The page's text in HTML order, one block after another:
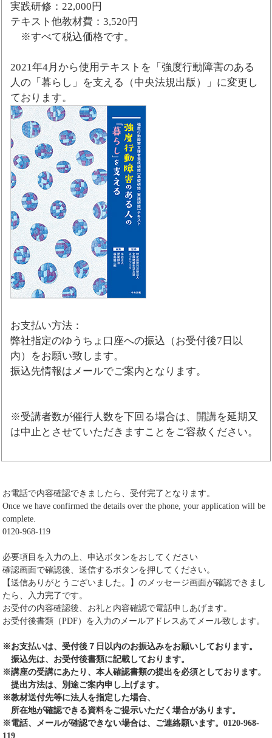
実践研修：22,000円
テキスト他教材費：3,520円
※すべて税込価格です。
2021年4月から使用テキストを「強度行動障害のある
人の「暮らし」を支える（中央法規出版）」に変更し
ております。
お支払い方法：
弊社指定のゆうちょ口座への振込（お受付後7日以
内）をお願い致します。
振込先情報はメールでご案内となります。
※受講者数が催行人数を下回る場合は、開講を延期又
は中止とさせていただきますことをご容赦ください。
お電話で内容確認できましたら、受付完了となります。
Once we have confirmed the details over the phone, your application will be
complete.
0120-968-119
必要項目を入力の上、申込ボタンをおしてください
確認画面で確認後、送信するボタンを押してください。
【送信ありがとうございました。】のメッセージ画面が確認できまし
たら、入力完了です。
お受付の内容確認後、お礼と内容確認で電話申しあげます。
お受付後書類（PDF）を入力のメールアドレスあてメール致します。
※お支払いは、受付後７日以内のお振込みをお願いしております。
振込先は、お受付後書類に記載しております。
※講座の受講にあたり、本人確認書類の提出を必須としております。
提出方法は、別途ご案内申し上げます。
※教材送付先等に法人を指定した場合、
所在地が確認できる資料をご提示いただく場合があります。
※電話、メールが確認できない場合は、ご連絡願います。0120-968-
119